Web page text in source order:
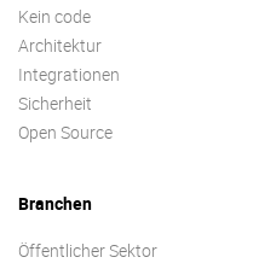
Kein code
Architektur
Integrationen
Sicherheit
Open Source
Branchen
Öffentlicher Sektor